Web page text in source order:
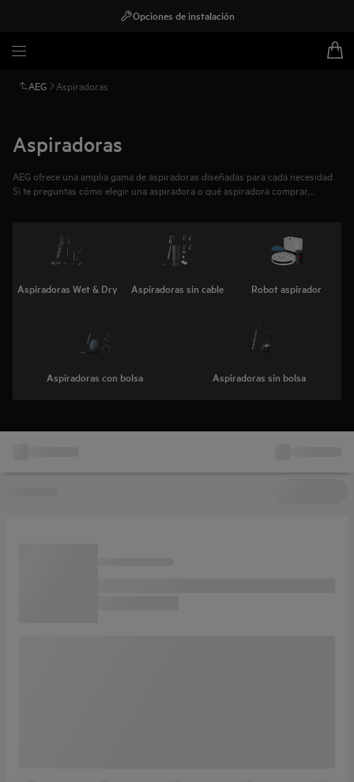
Opciones de instalación
AEG Aspiradoras
Aspiradoras
AEG ofrece una amplia gama de aspiradoras diseñadas para cada necesidad.
Si te preguntas cómo elegir una aspiradora o qué aspiradora comprar,
Aspiradoras Wet & Dry Aspiradoras sin cable Robot aspirador
Aspiradoras con bolsa Aspiradoras sin bolsa